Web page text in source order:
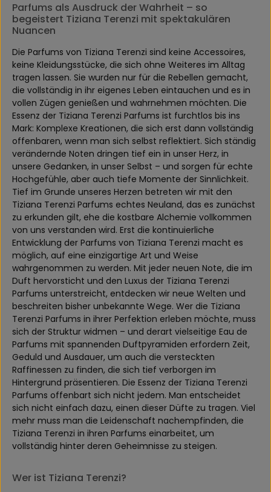
Parfums als Ausdruck der Wahrheit – so
begeistert Tiziana Terenzi mit spektakulären
Nuancen
Die Parfums von Tiziana Terenzi sind keine Accessoires,
keine Kleidungsstücke, die sich ohne Weiteres im Alltag
tragen lassen. Sie wurden nur für die Rebellen gemacht,
die vollständig in ihr eigenes Leben eintauchen und es in
vollen Zügen genießen und wahrnehmen möchten. Die
Essenz der Tiziana Terenzi Parfums ist furchtlos bis ins
Mark: Komplexe Kreationen, die sich erst dann vollständig
offenbaren, wenn man sich selbst reflektiert. Sich ständig
verändernde Noten dringen tief ein in unser Herz, in
unsere Gedanken, in unser Selbst – und sorgen für echte
Hochgefühle, aber auch tiefe Momente der Sinnlichkeit.
Tief im Grunde unseres Herzen betreten wir mit den
Tiziana Terenzi Parfums echtes Neuland, das es zunächst
zu erkunden gilt, ehe die kostbare Alchemie vollkommen
von uns verstanden wird. Erst die kontinuierliche
Entwicklung der Parfums von Tiziana Terenzi macht es
möglich, auf eine einzigartige Art und Weise
wahrgenommen zu werden. Mit jeder neuen Note, die im
Duft hervorsticht und den Luxus der Tiziana Terenzi
Parfums unterstreicht, entdecken wir neue Welten und
beschreiten bisher unbekannte Wege. Wer die Tiziana
Terenzi Parfums in ihrer Perfektion erleben möchte, muss
sich der Struktur widmen – und derart vielseitige Eau de
Parfums mit spannenden Duftpyramiden erfordern Zeit,
Geduld und Ausdauer, um auch die versteckten
Raffinessen zu finden, die sich tief verborgen im
Hintergrund präsentieren. Die Essenz der Tiziana Terenzi
Parfums offenbart sich nicht jedem. Man entscheidet
sich nicht einfach dazu, einen dieser Düfte zu tragen. Viel
mehr muss man die Leidenschaft nachempfinden, die
Tiziana Terenzi in ihren Parfums einarbeitet, um
vollständig hinter deren Geheimnisse zu steigen.
Wer ist Tiziana Terenzi?